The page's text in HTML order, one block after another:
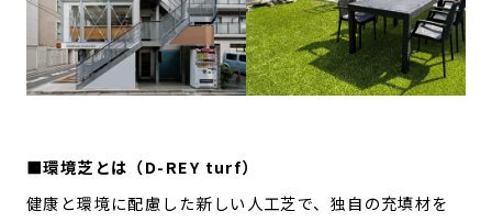
■環境芝とは（D-REY turf）
健康と環境に配慮した新しい人工芝で、独自の充填材を